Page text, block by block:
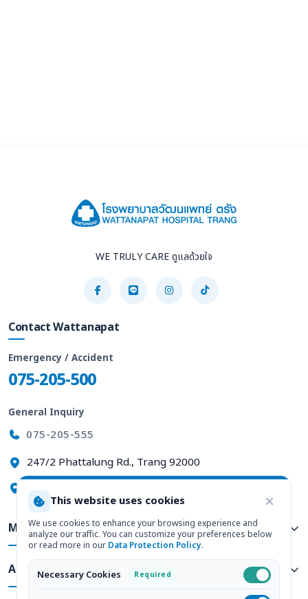
WE TRULY CARE ดูแลด้วยใจ
Contact Wattanapat
Emergency / Accident
075-205-500
General Inquiry
075-205-555
247/2 Phattalung Rd., Trang 92000
View on Google Maps
Medical Services
About Us
This website uses cookies
We use cookies to enhance your browsing experience and
analyze our traffic. You can customize your preferences below
or read more in our Data Protection Policy.
Necessary Cookies Required